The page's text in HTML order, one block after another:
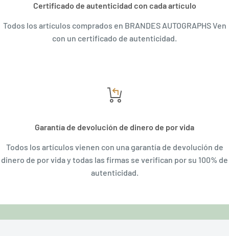
Certificado de autenticidad con cada artículo
Todos los artículos comprados en BRANDES AUTOGRAPHS Ven
con un certificado de autenticidad.
Garantía de devolución de dinero de por vida
Todos los artículos vienen con una garantía de devolución de
dinero de por vida y todas las firmas se verifican por su 100% de
autenticidad.